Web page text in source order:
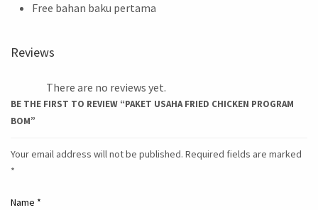
Free bahan baku pertama
Reviews
There are no reviews yet.
BE THE FIRST TO REVIEW “PAKET USAHA FRIED CHICKEN PROGRAM
BOM”
Your email address will not be published. Required fields are marked
*
Name *